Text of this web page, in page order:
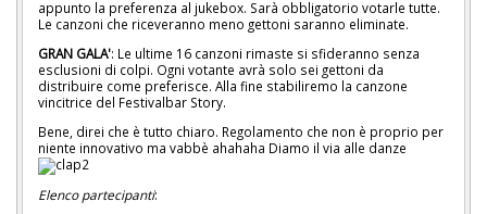
appunto la preferenza al jukebox. Sarà obbligatorio votarle tutte.
Le canzoni che riceveranno meno gettoni saranno eliminate.
GRAN GALA': Le ultime 16 canzoni rimaste si sfideranno senza
esclusioni di colpi. Ogni votante avrà solo sei gettoni da
distribuire come preferisce. Alla fine stabiliremo la canzone
vincitrice del Festivalbar Story.
Bene, direi che è tutto chiaro. Regolamento che non è proprio per
niente innovativo ma vabbè ahahaha Diamo il via alle danze
Elenco partecipanti: